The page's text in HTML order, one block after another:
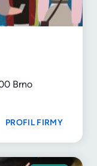
Brno
PROFIL FIRMY